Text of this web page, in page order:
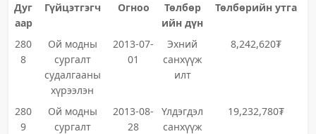
Дуг
аар
Гүйцэтгэгч Огноо
Төлбөр
ийн дүн
Төлбөрийн утга
280
8
Ой модны
сургалт
судалгааны
хүрээлэн
2013-07-
01
Эхний
санхүүж
илт
8,242,620₮
280
9
Ой модны
сургалт
2013-08-
28
Үлдэгдэл
санхүүж
19,232,780₮